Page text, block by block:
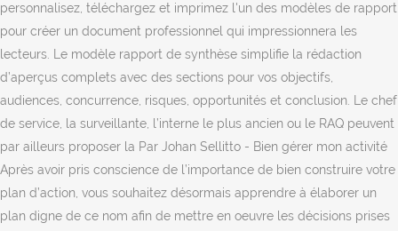
personnalisez, téléchargez et imprimez l'un des modèles de rapport
pour créer un document professionnel qui impressionnera les
lecteurs. Le modèle rapport de synthèse simplifie la rédaction
d’aperçus complets avec des sections pour vos objectifs,
audiences, concurrence, risques, opportunités et conclusion. Le chef
de service, la surveillante, l’interne le plus ancien ou le RAQ peuvent
par ailleurs proposer la Par Johan Sellitto - Bien gérer mon activité
Après avoir pris conscience de l’importance de bien construire votre
plan d’action, vous souhaitez désormais apprendre à élaborer un
plan digne de ce nom afin de mettre en oeuvre les décisions prises